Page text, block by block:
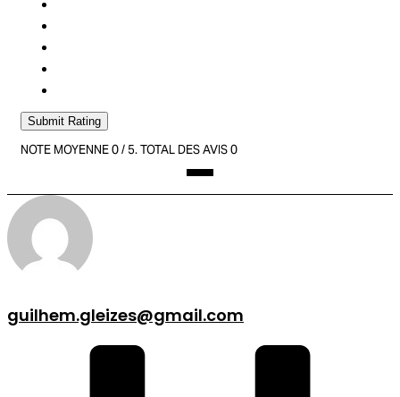
Submit Rating
NOTE MOYENNE0/ 5. TOTAL DES AVIS0
guilhem.gleizes@gmail.com